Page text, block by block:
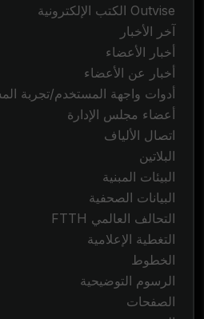
Outvise الكتب الإلكترونية
آخر الأخبار
أخبار الأعضاء
أخبار عن الأعضاء
أدوات واجهة المستخدم/تجربة
أعضاء مجلس الإدارة
اتصال الألياف
البلاتين
البيئات المبنية
البيانات الصحفية
التحالف العالمي FTTH
التغطية الإعلامية
الخطوط
الرسوم التوضيحية
الصفحات